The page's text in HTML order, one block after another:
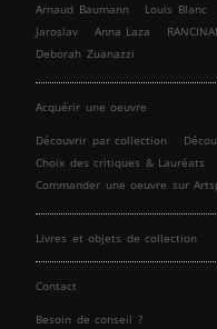
Arnaud Baumann Louis Blanc
Jaroslav
Anna Laza
Deborah Zuanazzi
Acquérir une oeuvre
Découvrir par collection
Choix des critiques & Lauréats
Commander une oeuvre sur
Livres et objets de collection
Contact
Besoin de conseil ?